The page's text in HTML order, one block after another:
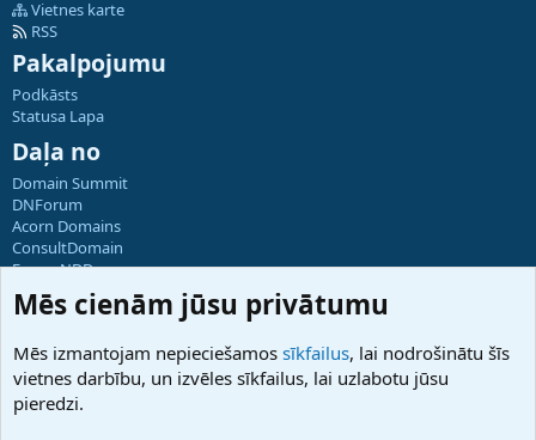
Vietnes karte
RSS
Pakalpojumu
Podkāsts
Statusa Lapa
Daļa no
Domain Summit
DNForum
Acorn Domains
ConsultDomain
ForumNDD
Domainforum.ro
27.be
Hostmaria
Atbalsts
Mēs cienām jūsu privātumu
Mēs izmantojam nepieciešamos sīkfailus, lai nodrošinātu šīs
vietnes darbību, un izvēles sīkfailus, lai uzlabotu jūsu
pieredzi.